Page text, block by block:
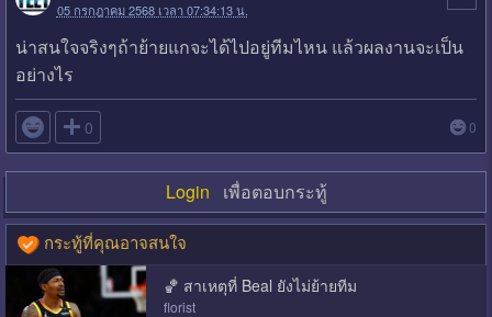
05 กรกฎาคม 2568 เวลา 07:34:13 น.
น่าสนใจจริงๆถ้าย้ายแกจะได้ไปอยู่ทีมไหน แล้วผลงานจะเป็น
อย่างไร
 0 0
Login เพื่อตอบกระทู้
กระทู้ที่คุณอาจสนใจ
🏀 สาเหตุที่ Beal ยังไม่ย้ายทีม
florist